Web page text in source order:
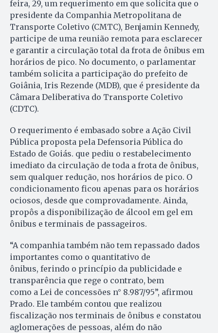
feira, 29, um requerimento em que solicita que o
presidente da Companhia Metropolitana de
Transporte Coletivo (CMTC), Benjamin Kennedy,
participe de uma reunião remota para esclarecer
e garantir a circulação total da frota de ônibus em
horários de pico. No documento, o parlamentar
também solicita a participação do prefeito de
Goiânia, Iris Rezende (MDB), que é presidente da
Câmara Deliberativa do Transporte Coletivo
(CDTC).
O requerimento é embasado sobre a Ação Civil
Pública proposta pela Defensoria Pública do
Estado de Goiás. que pediu o restabelecimento
imediato da circulação de toda a frota de ônibus,
sem qualquer redução, nos horários de pico. O
condicionamento ficou apenas para os horários
ociosos, desde que comprovadamente. Ainda,
propôs a disponibilização de álcool em gel em
ônibus e terminais de passageiros.
“A companhia também não tem repassado dados
importantes como o quantitativo de
ônibus, ferindo o princípio da publicidade e
transparência que rege o contrato, bem
como a Lei de concessões n° 8.987/95”, afirmou
Prado. Ele também contou que realizou
fiscalização nos terminais de ônibus e constatou
aglomerações de pessoas, além do não